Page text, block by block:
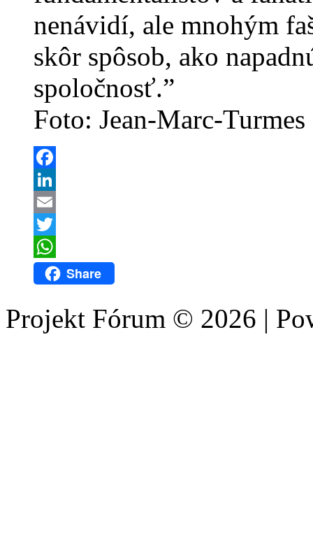
nenávidí, ale mnohým
skôr spôsob, ako
spoločnosť.”
Foto: Jean-Marc-Turmes
Facebook
LinkedIn
Email
Twitter
WhatsAppShare
Projekt Fórum © 2026 |